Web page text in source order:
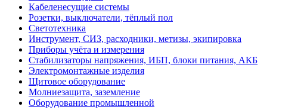
Кабеленесущие системы
Розетки, выключатели, тёплый пол
Светотехника
Инструмент, СИЗ, расходники, метизы, экипировка
Приборы учёта и измерения
Стабилизаторы напряжения, ИБП, блоки питания, АКБ
Электромонтажные изделия
Щитовое оборудование
Молниезащита, заземление
Оборудование промышленной